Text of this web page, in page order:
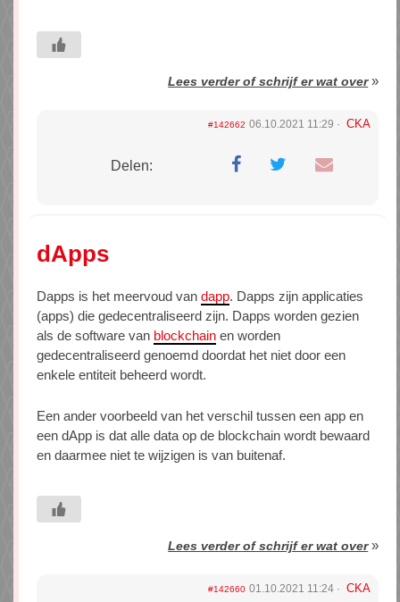
Lees verder of schrijf er wat over»
#142662 06.10.2021 11:29 CKA
Delen:
dApps
Dapps is het meervoud van dapp. Dapps zijn applicaties
(apps) die gedecentraliseerd zijn. Dapps worden gezien
als de software van blockchain en worden
gedecentraliseerd genoemd doordat het niet door een
enkele entiteit beheerd wordt.
Een ander voorbeeld van het verschil tussen een app en
een dApp is dat alle data op de blockchain wordt bewaard
en daarmee niet te wijzigen is van buitenaf.
Lees verder of schrijf er wat over»
#142660 01.10.2021 11:24 CKA